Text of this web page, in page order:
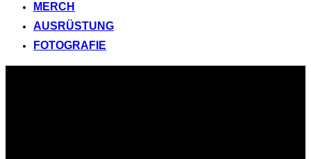
MERCH
AUSRÜSTUNG
FOTOGRAFIE